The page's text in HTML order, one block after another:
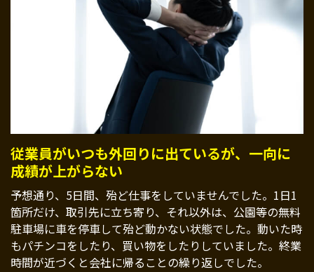
従業員がいつも外回りに出ているが、一向に
成績が上がらない
予想通り、5日間、殆ど仕事をしていませんでした。1日1
箇所だけ、取引先に立ち寄り、それ以外は、公園等の無料
駐車場に車を停車して殆ど動かない状態でした。動いた時
もパチンコをしたり、買い物をしたりしていました。終業
時間が近づくと会社に帰ることの繰り返しでした。